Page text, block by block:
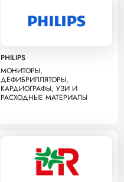
PHILIPS
МОНИТОРЫ,
ДЕФИБРИЛЛЯТОРЫ,
КАРДИОГРАФЫ, УЗИ И
РАСХОДНЫЕ МАТЕРИАЛЫ